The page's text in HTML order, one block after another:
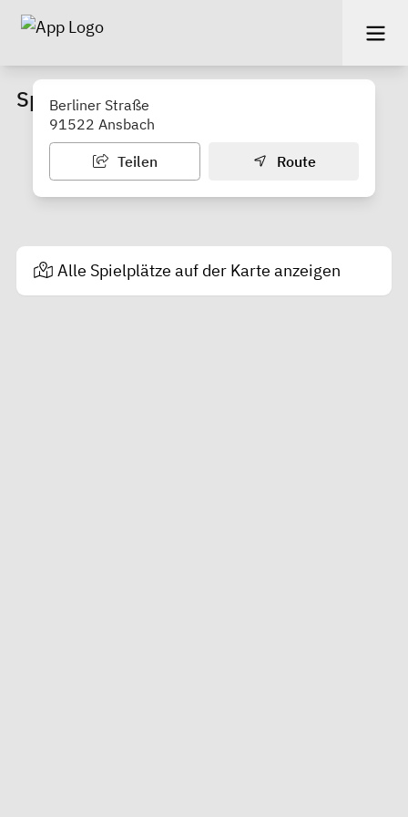
Spielplatz "Wega-Anlage"
Berliner Straße
91522 Ansbach
Teilen Route
Alle Spielplätze auf der Karte anzeigen